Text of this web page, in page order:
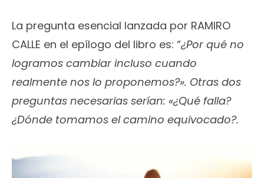
La pregunta esencial lanzada por RAMIRO
CALLE en el epílogo del libro es: “¿Por qué no
logramos cambiar incluso cuando
realmente nos lo proponemos?». Otras dos
preguntas necesarias serían: «¿Qué falla?
¿Dónde tomamos el camino equivocado?.